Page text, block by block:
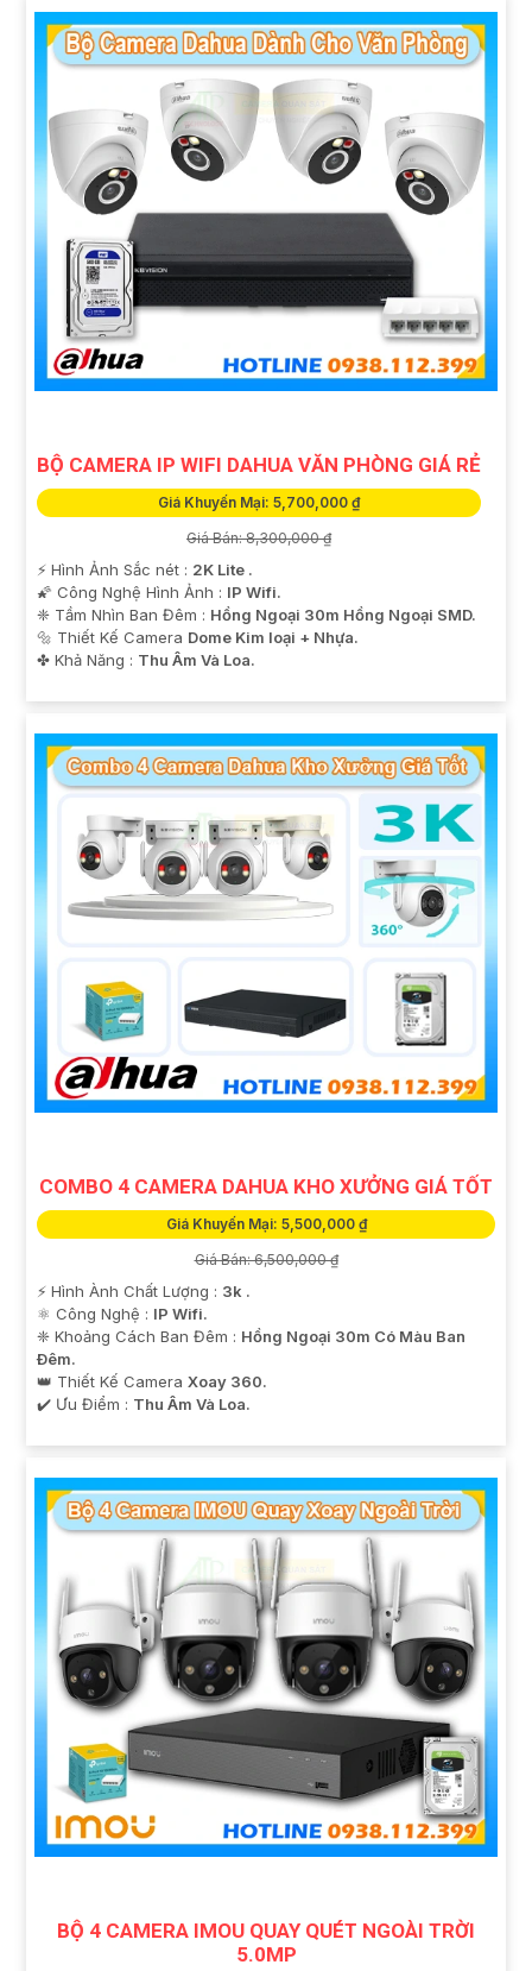
BỘ CAMERA IP WIFI DAHUA VĂN PHÒNG GIÁ RẺ
Giá Khuyến Mại: 5,700,000 ₫
Giá Bán: 8,300,000 ₫
️⚡ Hình Ảnh Sắc nét : 2K Lite .
🌠 Công Nghệ Hình Ảnh : IP Wifi.
❈ Tầm Nhìn Ban Đêm : Hồng Ngoại 30m Hồng Ngoại SMD.
🔩 Thiết Kế Camera Dome Kim loại + Nhựa.
️✤ Khả Năng : Thu Âm Và Loa.
COMBO 4 CAMERA DAHUA KHO XƯỞNG GIÁ TỐT
Giá Khuyến Mại: 5,500,000 ₫
Giá Bán: 6,500,000 ₫
️⚡ Hình Ành Chất Lượng : 3k .
⚛️ Công Nghệ : IP Wifi.
❈ Khoảng Cách Ban Đêm : Hồng Ngoại 30m Có Màu Ban
Ðêm.
👑 Thiết Kế Camera Xoay 360.
️✔️ Ưu Điểm : Thu Âm Và Loa.
BỘ 4 CAMERA IMOU QUAY QUÉT NGOÀI TRỜI
5.0MP